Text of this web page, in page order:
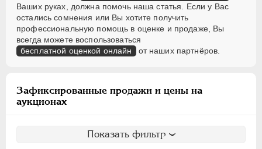
Ваших руках, должна помочь наша статья. Если у Вас
остались сомнения или Вы хотите получить
профессиональную помощь в оценке и продаже, Вы
всегда можете воспользоваться
бесплатной оценкой онлайн от наших партнёров.
Зафиксированные продажи и цены на
аукционах
Показать фильтр